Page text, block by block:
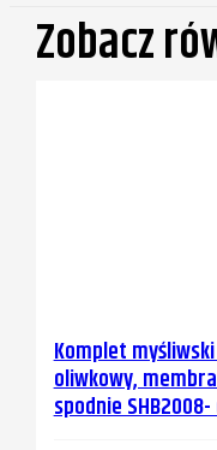
Zobacz
Komplet myśliwski
oliwkowy,
spodnie